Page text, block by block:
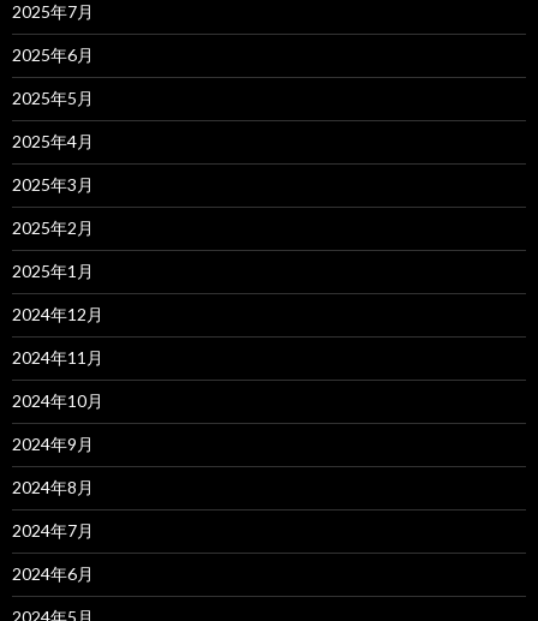
2025年7月
2025年6月
2025年5月
2025年4月
2025年3月
2025年2月
2025年1月
2024年12月
2024年11月
2024年10月
2024年9月
2024年8月
2024年7月
2024年6月